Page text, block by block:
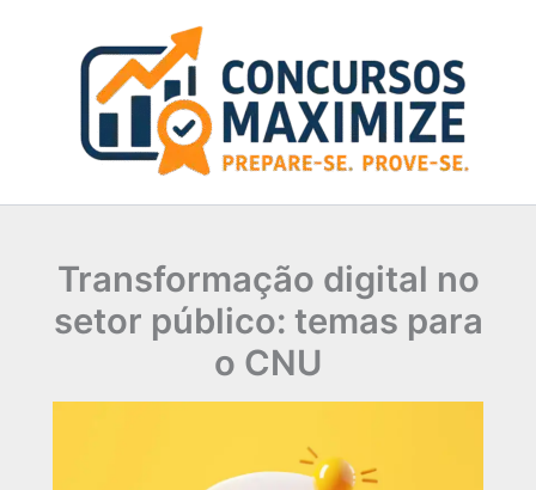
Transformação digital no
setor público: temas para
o CNU